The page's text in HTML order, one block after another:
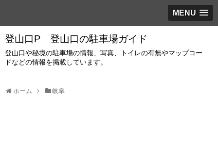
MENU
登山口P 登山口の駐車場ガイド
登山口や秘境の駐車場の情報、写真、トイレの有無やマップコー
ドなどの情報を掲載しています。
ホーム 岐阜